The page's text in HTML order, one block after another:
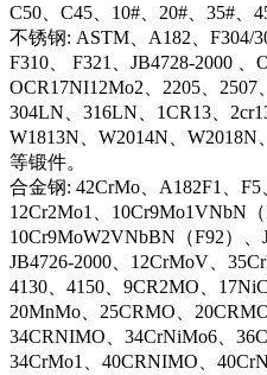
C50、C45、10#、20#、35#、
不锈钢: ASTM、A182、F304/
F310、 F321、JB4728-2000 、
OCR17NI12Mo2、2205、2507
304LN、316LN、1CR13、
W1813N、W2014N、W2018N
等锻件。
合金钢: 42CrMo、A182F1、F5
12Cr2Mo1、10Cr9Mo1VNbN（
10Cr9MoW2VNbBN（F92）、
JB4726-2000、12CrMoV、
4130、4150、9CR2MO、
20MnMo、25CRMO、
34CRNIMO、34CrNiMo6、
34CrMo1、40CRNIMO、